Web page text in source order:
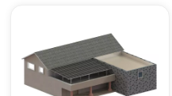
Español
Português